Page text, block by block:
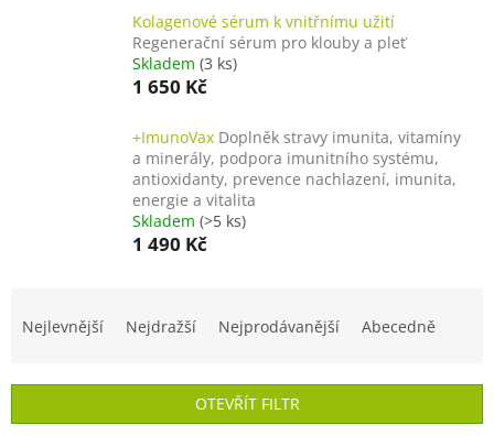
Kolagenové sérum k vnitřnímu užití
Regenerační sérum pro klouby a pleť
Skladem (3 ks)
1 650 Kč
+ImunoVax Doplněk stravy imunita, vitamíny
a minerály, podpora imunitního systému,
antioxidanty, prevence nachlazení, imunita,
energie a vitalita
Skladem (>5 ks)
1 490 Kč
í
Nejlevnější Nejdražší Nejprodávanější Abecedně
OTEVŘÍT FILTR